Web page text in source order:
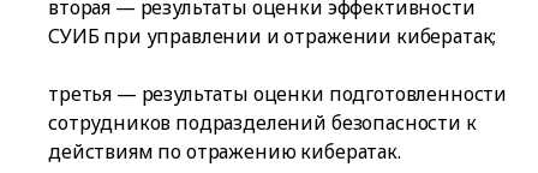
вторая — результаты оценки эффективности
СУИБ при управлении и отражении кибератак;
третья — результаты оценки подготовленности
сотрудников подразделений безопасности к
действиям по отражению кибератак.